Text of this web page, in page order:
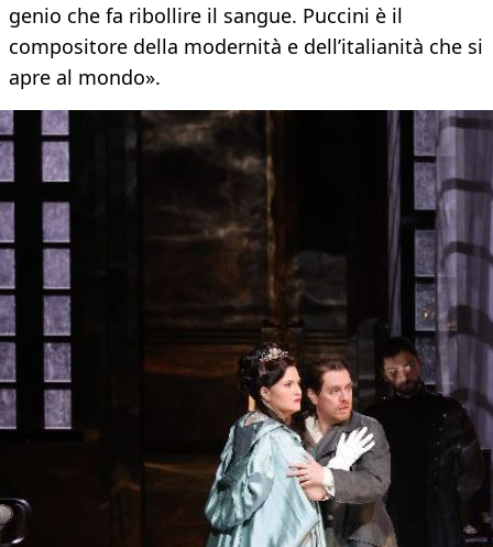
genio che fa ribollire il sangue. Puccini è il
compositore della modernità e dell’italianità che si
apre al mondo».